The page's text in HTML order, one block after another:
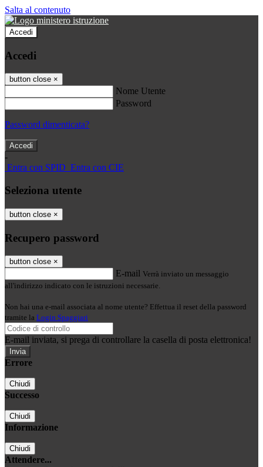
Salta al contenuto
Accedi
Accedi
button close ×
Nome Utente
Password
Password dimenticata?
-
Entra con SPID Entra con CIE
Seleziona utente
button close ×
Recupero password
button close ×
E-mail Verrà inviato un messaggio
all'indirizzo indicato con le istruzioni necessarie.
Non hai una e-mail associata al nome utente? Effettua il reset della password
tramite la Login Spaggiari
E-mail inviata, si prega di controllare la casella di posta elettronica!
Errore
Chiudi
Successo
Chiudi
Informazione
Chiudi
Attendere...